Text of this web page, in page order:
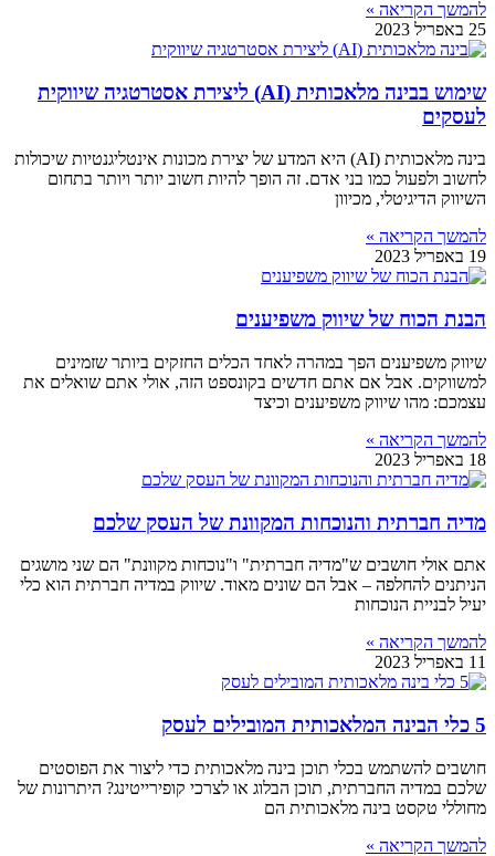
להמשך הקריאה »
25 באפריל 2023
שימוש בבינה מלאכותית (AI) ליצירת אסטרטגיה שיווקית
לעסקים
בינה מלאכותית (AI) היא המדע של יצירת מכונות אינטליגנטיות שיכולות
לחשוב ולפעול כמו בני אדם. זה הופך להיות חשוב יותר ויותר בתחום
השיווק הדיגיטלי, מכיוון
להמשך הקריאה »
19 באפריל 2023
הבנת הכוח של שיווק משפיענים
שיווק משפיענים הפך במהרה לאחד הכלים החזקים ביותר שזמינים
למשווקים. אבל אם אתם חדשים בקונספט הזה, אולי אתם שואלים את
עצמכם: מהו שיווק משפיענים וכיצד
להמשך הקריאה »
18 באפריל 2023
מדיה חברתית והנוכחות המקוונת של העסק שלכם
אתם אולי חושבים ש"מדיה חברתית" ו"נוכחות מקוונת" הם שני מושגים
הניתנים להחלפה – אבל הם שונים מאוד. שיווק במדיה חברתית הוא כלי
יעיל לבניית הנוכחות
להמשך הקריאה »
11 באפריל 2023
5 כלי הבינה המלאכותית המובילים לעסק
חושבים להשתמש בכלי תוכן בינה מלאכותית כדי ליצור את הפוסטים
שלכם במדיה החברתית, תוכן הבלוג או לצרכי קופירייטינג? היתרונות של
מחוללי טקסט בינה מלאכותית הם
להמשך הקריאה »